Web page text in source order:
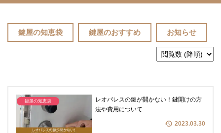
鍵屋の知恵袋 鍵屋のおすすめ お知らせ
鍵屋の知恵袋
レオパレスの鍵が開かない！鍵開けの方
法や費用について
2023.03.30